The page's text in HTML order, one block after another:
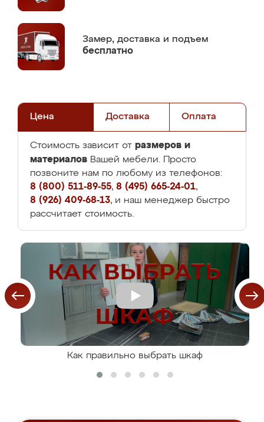
Замер, доставка и подъем
бесплатно
Цена Доставка Оплата
Стоимость зависит от размеров и
материалов Вашей мебели. Просто
позвоните нам по любому из телефонов:
8 (800) 511-89-55, 8 (495) 665-24-01,
8 (926) 409-68-13, и наш менеджер быстро
рассчитает стоимость.
Как правильно выбрать шкаф